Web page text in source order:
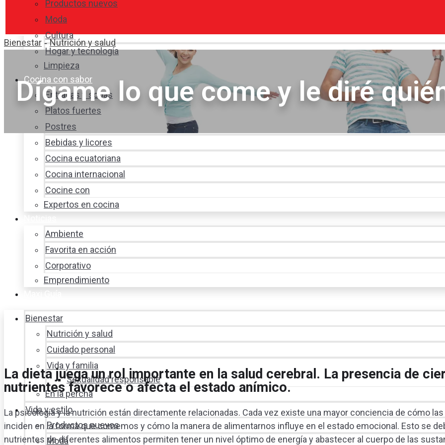
Productos nuevos
Moda
Cultura
Hogar y tecnología
Limpieza
Cocina con sabor
Entradas y sopas
Platos fuertes
Postres
Bebidas y licores
Cocina ecuatoriana
Cocina internacional
Cocine con
Expertos en cocina
Ambiente
Favorita en acción
Corporativo
Emprendimiento
Bienestar
Nutrición y salud
Cuidado personal
Vida y familia
Sexualidad responsable
En la percha
Vida y estilo
Productos nuevos
Moda
Bienestar - Nutrición y salud
Dígame lo que come y le diré
La dieta juega un rol importante en la salud cerebral. La presencia de
nutrientes favorece o afecta el estado anímico.
La psicología y la nutrición están directamente relacionadas. Cada vez existe una mayor conciencia de cómo
inciden en la forma que comemos y cómo la manera de alimentarnos influye en el estado emocional. Esto se
nutrientes de diferentes alimentos permiten tener un nivel óptimo de energía y abastecer al cuerpo de las